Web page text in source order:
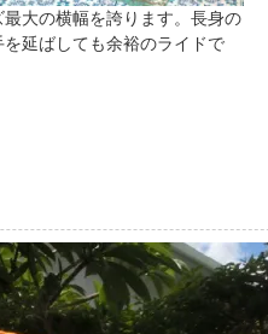
最大の横幅を誇ります。長身の
を延ばしても余裕のライドで